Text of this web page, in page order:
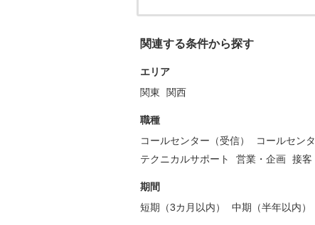
関連する条件から探す
エリア
関東
関西
職種
コールセンター（受信）
コールセン
テクニカルサポート
営業・企画 接客
期間
短期（3カ月以内）
中期（半年以内）